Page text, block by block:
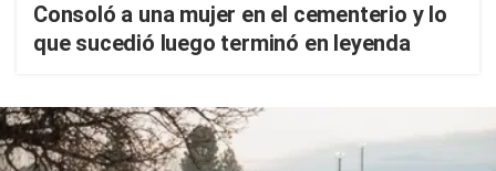
Consoló a una mujer en el cementerio y lo
que sucedió luego terminó en leyenda